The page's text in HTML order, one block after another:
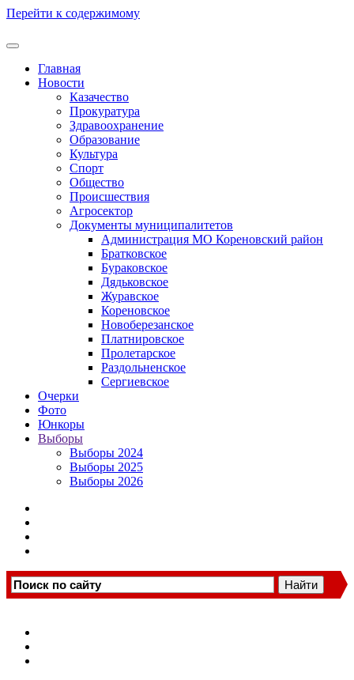
Перейти к содержимому
Главная
Новости
Казачество
Прокуратура
Здравоохранение
Образование
Культура
Спорт
Общество
Происшествия
Агросектор
Документы муниципалитетов
Администрация МО Кореновский район
Братковское
Бураковское
Дядьковское
Журавское
Кореновское
Новоберезанское
Платнировское
Пролетарское
Раздольненское
Сергиевское
Очерки
Фото
Юнкоры
Выборы
Выборы 2024
Выборы 2025
Выборы 2026